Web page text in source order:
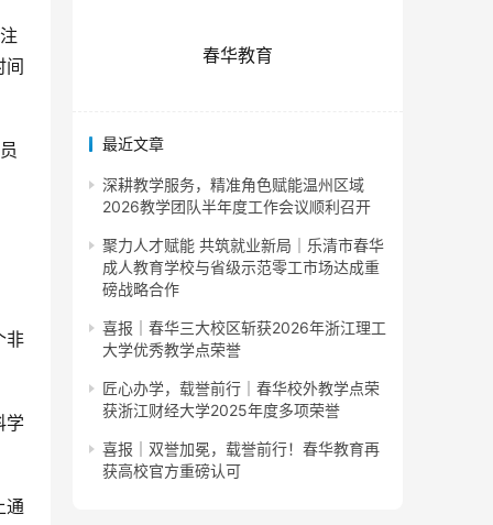
间
非
学
通
春华教育
最近文章
深耕教学服务，精准角色赋能温州区域
2026教学团队半年度工作会议顺利召开
聚力人才赋能 共筑就业新局｜乐清市春华
成人教育学校与省级示范零工市场达成重
磅战略合作
喜报｜春华三大校区斩获2026年浙江理工
大学优秀教学点荣誉
匠心办学，载誉前行｜春华校外教学点荣
获浙江财经大学2025年度多项荣誉
喜报｜双誉加冕，载誉前行！春华教育再
获高校官方重磅认可